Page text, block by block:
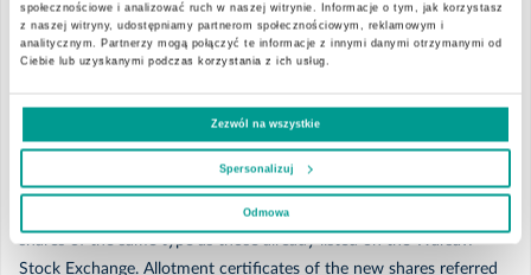
społecznościowe i analizować ruch w naszej witrynie. Informacje o tym, jak korzystasz
z naszej witryny, udostępniamy partnerom społecznościowym, reklamowym i
analitycznym. Partnerzy mogą połączyć te informacje z innymi danymi otrzymanymi od
Ciebie lub uzyskanymi podczas korzystania z ich usług.
Zezwól na wszystkie
Spersonalizuj
Odmowa
2020
Październik
new issue of Series G Shares of the Company with the National
Depository of Securities.
certificates of EMC Medical Institute SA shall be admitted to
trading upon the lapse of date of receiving by the Stock Exchange
the Company’s notification on allocation of shares. The
conversion of allotment certificates to the new shares results in
shares of the same type as those already listed on the Warsaw
Stock Exchange. Allotment certificates of the new shares referred